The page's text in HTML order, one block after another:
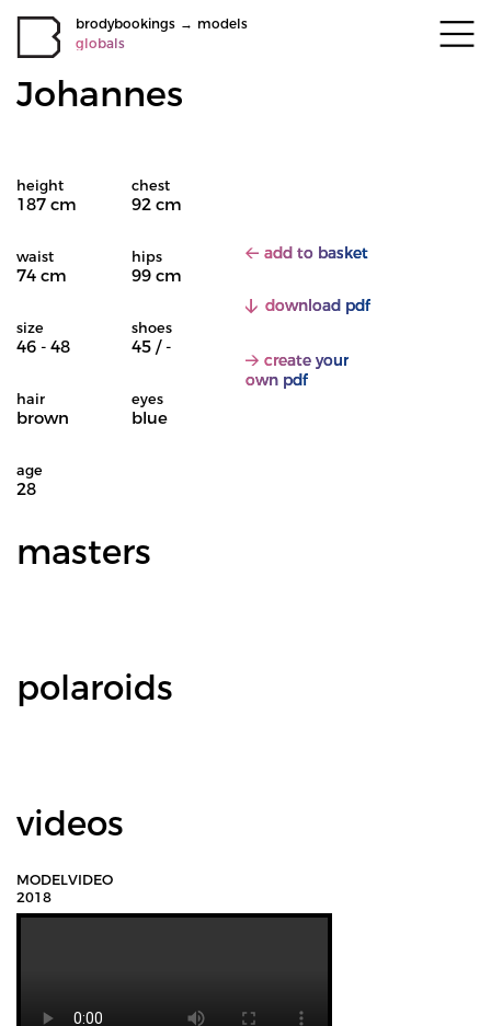
brodybookings → models
globals
Johannes
height
187 cm
chest
92 cm
waist
74 cm
hips
99 cm
size
46 - 48
shoes
45 / -
hair
brown
eyes
blue
age
28
add to basket
download pdf
create your
own pdf
masters
polaroids
videos
MODELVIDEO
2018